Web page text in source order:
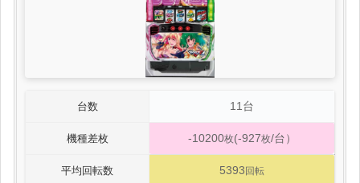
台数 11台
機種差枚 -10200枚(-927枚/台）
平均回転数 5393 回転